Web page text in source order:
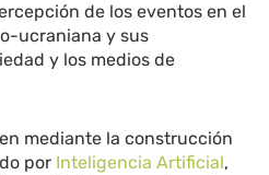
de los eventos en el
ucraniana y sus
y los medios de
mediante la construcción
por Inteligencia Artificial,